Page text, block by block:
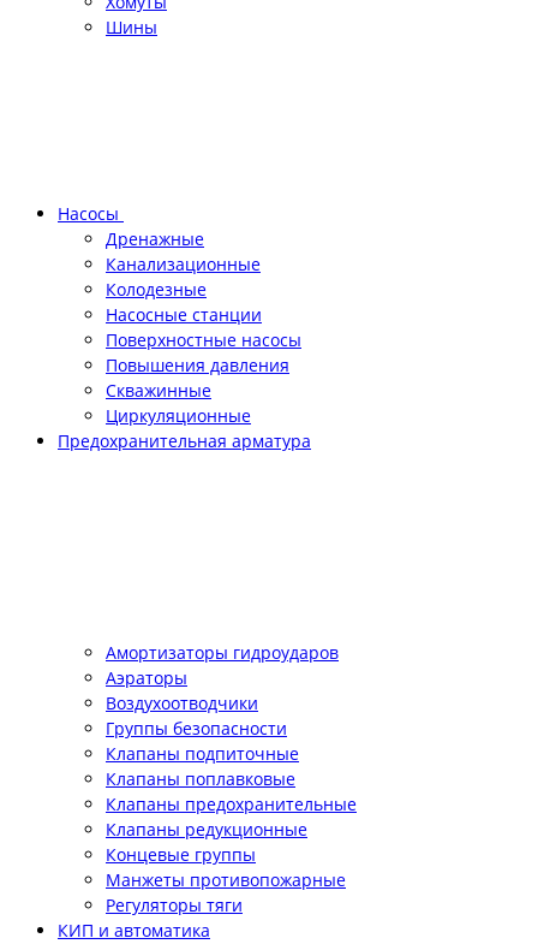
Шины
Насосы
Дренажные
Канализационные
Колодезные
Насосные станции
Поверхностные насосы
Повышения давления
Скважинные
Циркуляционные
Предохранительная арматура
Амортизаторы гидроударов
Аэраторы
Воздухоотводчики
Группы безопасности
Клапаны подпиточные
Клапаны поплавковые
Клапаны предохранительные
Клапаны редукционные
Концевые группы
Манжеты противопожарные
Регуляторы тяги
КИП и автоматика